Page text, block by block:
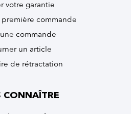
votre garantie
première commande
commande
un article
de rétractation
CONNAÎTRE